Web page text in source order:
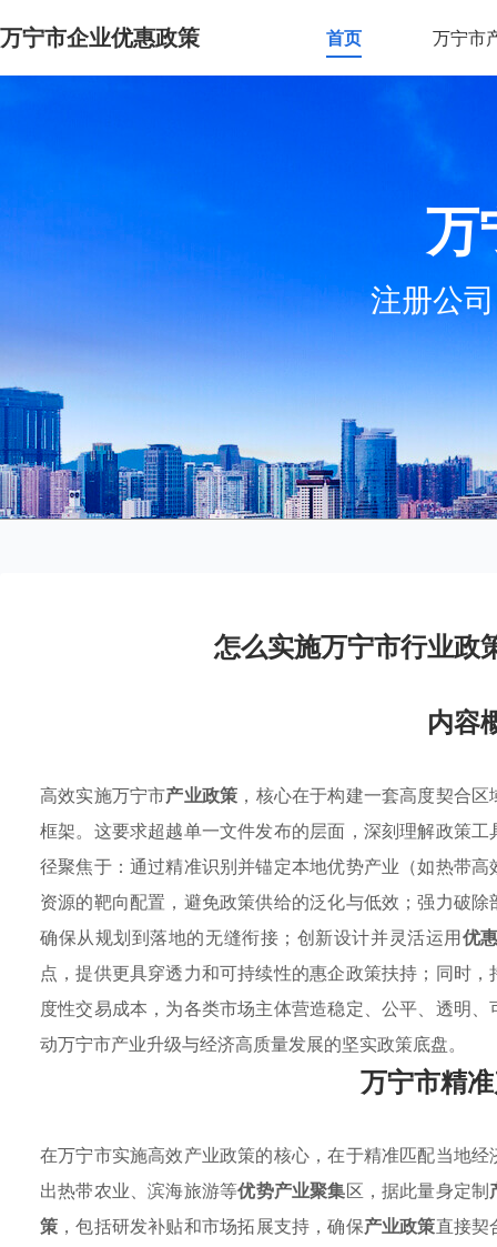
万宁市企业优惠政策 首页 万宁市
万
注册公
怎么实施万宁市行业政
内容
高效实施万宁市产业政策 ，核心在于构建一套高度契合
框架。这要求超越单一文件发布的层面，深刻理解政策
径聚焦于：通过精准识别并锚定本地优势产业（如热带
资源的靶向配置，避免政策供给的泛化与低效；强力破
确保从规划到落地的无缝衔接；创新设计并灵活运用优
点，提供更具穿透力和可持续性的惠企政策扶持；同时
度性交易成本，为各类市场主体营造稳定、公平、透明
动万宁市产业升级与经济高质量发展的坚实政策底盘。
万宁市精
在万宁市实施高效产业政策的核心，在于精准匹配当地
出热带农业、滨海旅游等优势产业聚集区，据此量身定制
策 ，包括研发补贴和市场拓展支持，确保产业政策直接契